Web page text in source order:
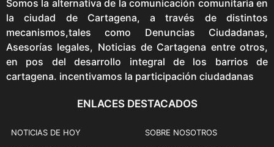
Somos la alternativa de la comunicación comunitaria en
la ciudad de Cartagena, a través de distintos
mecanismos,tales como Denuncias Ciudadanas,
Asesorías legales, Noticias de Cartagena entre otros,
en pos del desarrollo integral de los barrios de
cartagena. incentivamos la participación ciudadanas
ENLACES DESTACADOS
NOTICIAS DE HOY SOBRE NOSOTROS